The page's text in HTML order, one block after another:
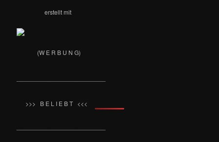
erstellt mit
(W E R B U N G)
>>> B E L I E B T <<<